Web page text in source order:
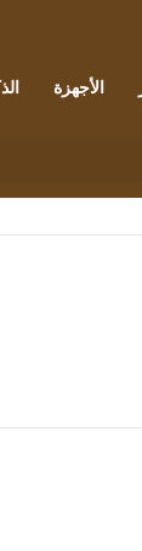
الأجهزة